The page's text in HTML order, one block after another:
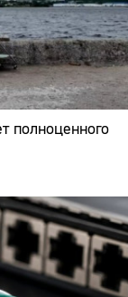
полноценного